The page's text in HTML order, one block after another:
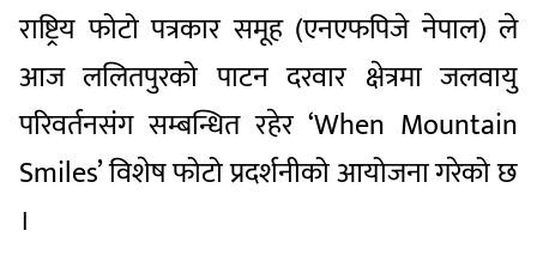
राष्ट्रिय फोटो पत्रकार समूह (एनएफपिजे नेपाल) ले
आज ललितपुरको पाटन दरवार क्षेत्रमा जलवायु
परिवर्तनसंग सम्बन्धित रहेर ‘When Mountain
Smiles’ विशेष फोटो प्रदर्शनीको आयोजना गरेको छ
।